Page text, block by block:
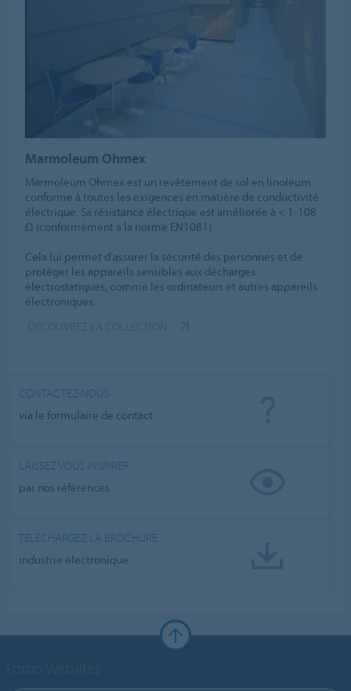
Marmoleum Ohmex
Marmoleum Ohmex est un revêtement de sol en linoléum
conforme à toutes les exigences en matière de conductivité
électrique. Sa résistance électrique est améliorée à < 1-108
Ω (conformément à la norme EN1081).
Cela lui permet d’assurer la sécurité des personnes et de
protéger les appareils sensibles aux décharges
électrostatiques, comme les ordinateurs et autres appareils
électroniques.
CONTACTEZ-NOUS
via le formulaire de contact
LAISSEZ VOUS INSPIRER
par nos références
TÉLÉCHARGEZ LA BROCHURE
industrie électronique